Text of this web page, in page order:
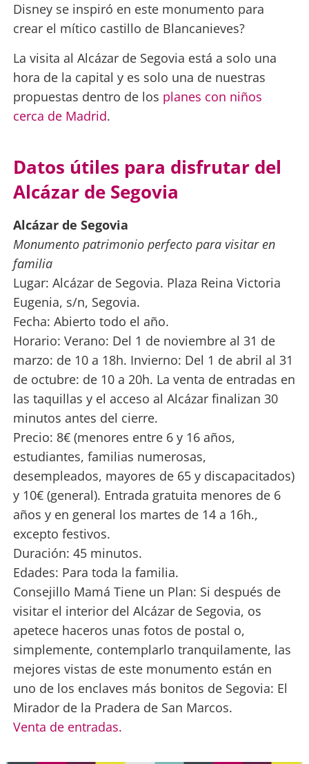
Disney se inspiró en este monumento para
crear el mítico castillo de Blancanieves?
La visita al Alcázar de Segovia está a solo una
hora de la capital y es solo una de nuestras
propuestas dentro de los planes con niños
cerca de Madrid.
Datos útiles para disfrutar del
Alcázar de Segovia
Alcázar de Segovia
Monumento patrimonio perfecto para visitar en
familia
Lugar: Alcázar de Segovia. Plaza Reina Victoria
Eugenia, s/n, Segovia.
Fecha: Abierto todo el año.
Horario: Verano: Del 1 de noviembre al 31 de
marzo: de 10 a 18h. Invierno: Del 1 de abril al 31
de octubre: de 10 a 20h. La venta de entradas en
las taquillas y el acceso al Alcázar finalizan 30
minutos antes del cierre.
Precio: 8€ (menores entre 6 y 16 años,
estudiantes, familias numerosas,
desempleados, mayores de 65 y discapacitados)
y 10€ (general). Entrada gratuita menores de 6
años y en general los martes de 14 a 16h.,
excepto festivos.
Duración: 45 minutos.
Edades: Para toda la familia.
Consejillo Mamá Tiene un Plan: Si después de
visitar el interior del Alcázar de Segovia, os
apetece haceros unas fotos de postal o,
simplemente, contemplarlo tranquilamente, las
mejores vistas de este monumento están en
uno de los enclaves más bonitos de Segovia: El
Mirador de la Pradera de San Marcos.
Venta de entradas.